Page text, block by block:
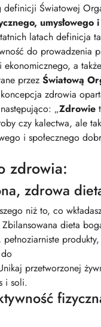
definicji Światowej
umysłowego
latach definicja ta
do prowadzenia
ekonomicznego, a
przez Światową
zdrowia
„Zdrowie
czy kalectwa, ale
i społecznego
zdrowia:
zdrowa
niż to, co
dieta
przetworzonej
i soli.